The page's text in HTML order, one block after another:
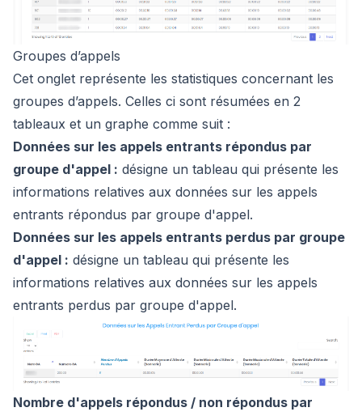
Groupes d’appels
Cet onglet représente les statistiques concernant les
groupes d’appels. Celles ci sont résumées en 2
tableaux et un graphe comme suit :
Données sur les appels entrants répondus par
groupe d'appel : désigne un tableau qui présente les
informations relatives aux données sur les appels
entrants répondus par groupe d'appel.
Données sur les appels entrants perdus par groupe
d'appel : désigne un tableau qui présente les
informations relatives aux données sur les appels
entrants perdus par groupe d'appel.
Nombre d'appels répondus / non répondus par